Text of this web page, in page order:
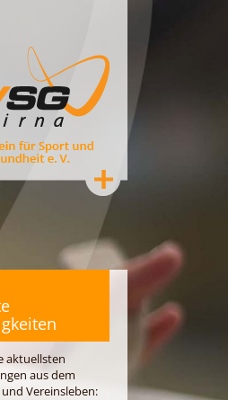
aktuellsten
aus dem
Vereinsleben: